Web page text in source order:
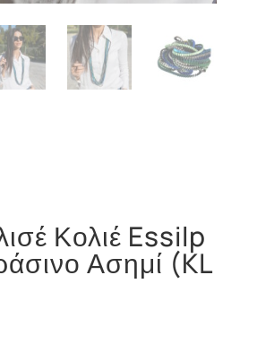
Κολιέ Essilp
Ασημί (KL